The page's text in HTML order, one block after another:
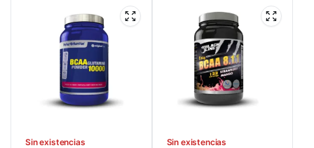
Sin existencias Sin existencias